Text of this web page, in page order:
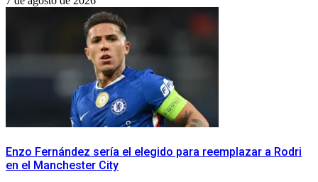
Enzo Fernández sería el elegido para reemplazar a Rodri
en el Manchester City